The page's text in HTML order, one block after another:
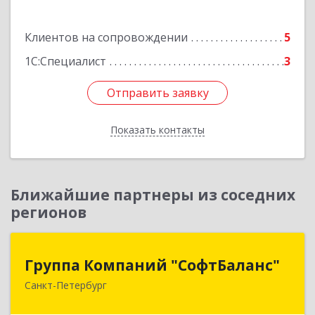
Клиентов на сопровождении
5
1С:Специалист
3
Отправить заявку
Показать контакты
Отправить заявку
Назад
Ближайшие партнеры из соседних
регионов
Группа Компаний "СофтБаланс"
Санкт-Петербург
Группа Компаний "СофтБаланс"
195112, Санкт-Петербург г, Заневский пр-кт,